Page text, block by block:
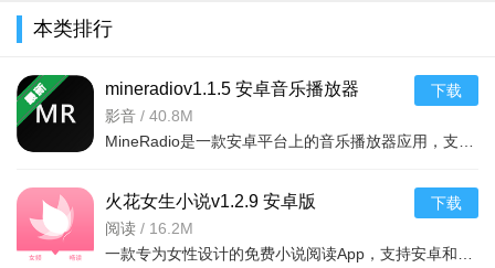
本类排行
mineradiov1.1.5 安卓音乐播放器
影音 / 40.8M
下载
火花女生小说v1.2.9 安卓版
阅读 / 16.2M
下载